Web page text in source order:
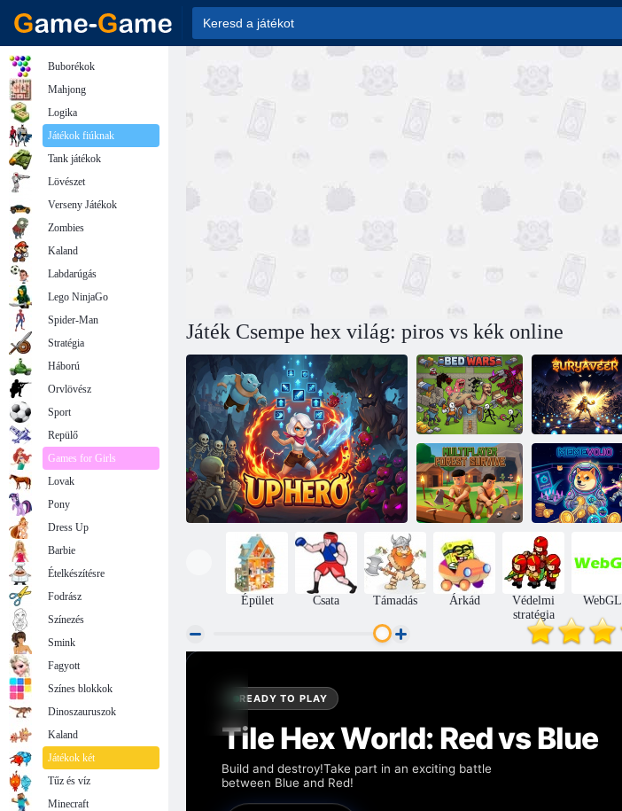
Játék Csempe hex világ: piros vs kék online
Bed Wars Suryaveer
Multiplayer
Forest Survive
Épület Csata Támadás Árkád
Védelmi
stratégia
WebGL
Buborékok
Mahjong
Logika
Játékok fiúknak
Tank játékok
Lövészet
Verseny Játékok
Zombies
Kaland
Labdarúgás
Lego NinjaGo
Spider-Man
Stratégia
Háború
Orvlövész
Sport
Repülő
Games for Girls
Lovak
Pony
Dress Up
Barbie
Ételkészítésre
Fodrász
Színezés
Smink
Fagyott
Színes blokkok
Dinoszauruszok
Kaland
Játékok két
Tűz és víz
Minecraft